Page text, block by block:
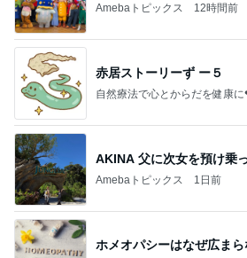
Amebaトピックス 12時間前
赤居ストーリーず ー５
自然療法で心とからだを健康
AKINA 父に次女を預け乗
Amebaトピックス 1日前
ホメオパシーはなぜ広ま